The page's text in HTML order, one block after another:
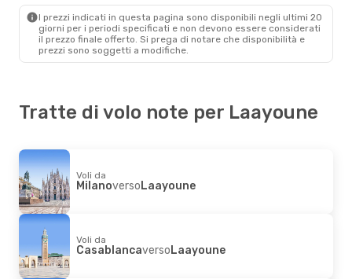
I prezzi indicati in questa pagina sono disponibili negli ultimi 20
giorni per i periodi specificati e non devono essere considerati
il ​​prezzo finale offerto. Si prega di notare che disponibilità e
prezzi sono soggetti a modifiche.
Tratte di volo note per Laayoune
Voli da
MilanoversoLaayoune
Voli da
CasablancaversoLaayoune